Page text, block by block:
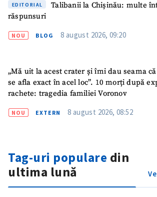
EDITORIAL
Talibanii la Chișinău: multe
răspunsuri
NOU BLOG 8 august 2026, 09:20
„Mă uit la acest crater și îmi dau seama
se afla exact în acel loc”. 10 morți după
rachete: tragedia familiei Voronov
NOU EXTERN 8 august 2026, 08:52
Tag-uri populare din
ultima lună
ȘTIREA MEA
Titlu știre
+ Adaugă titlu